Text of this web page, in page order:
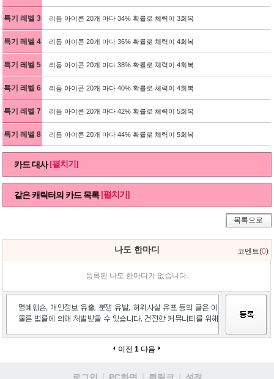
특기 레벨 3 리듬 아이콘 20개 마다 34% 확률로 체력이 3회복
특기 레벨 4 리듬 아이콘 20개 마다 36% 확률로 체력이 4회복
특기 레벨 5 리듬 아이콘 20개 마다 38% 확률로 체력이 4회복
특기 레벨 6 리듬 아이콘 20개 마다 40% 확률로 체력이 4회복
특기 레벨 7 리듬 아이콘 20개 마다 42% 확률로 체력이 5회복
특기 레벨 8 리듬 아이콘 20개 마다 44% 확률로 체력이 5회복
카드 대사 [펼치기]
같은 캐릭터의 카드 목록 [펼치기]
목록으로
나도 한마디 코멘트(0)
등록된 나도 한마디가 없습니다.
이전 1 다음